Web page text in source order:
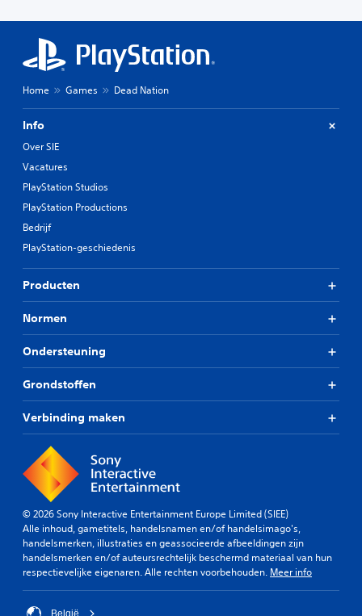
Home Games Dead Nation
Info
Over SIE
Vacatures
PlayStation Studios
PlayStation Productions
Bedrijf
PlayStation-geschiedenis
Producten
Normen
Ondersteuning
Grondstoffen
Verbinding maken
© 2026 Sony Interactive Entertainment Europe Limited (SIEE)
Alle inhoud, gametitels, handelsnamen en/of handelsimago's,
handelsmerken, illustraties en geassocieerde afbeeldingen zijn
handelsmerken en/of auteursrechtelijk beschermd materiaal van hun
respectievelijke eigenaren. Alle rechten voorbehouden. Meer info
België